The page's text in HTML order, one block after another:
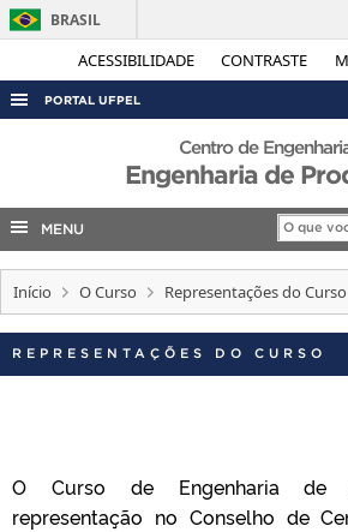
ACESSIBILIDADE CONTRASTE
BRASIL
PORTAL UFPEL
ACESSO À INFORMAÇÃO
COBALTO
Centro de
Engenharia de
MENU
Início O Curso Representações do Curso
REPRESENTAÇÕES DO CURSO
O Curso de Engenharia de
representação no Conselho de